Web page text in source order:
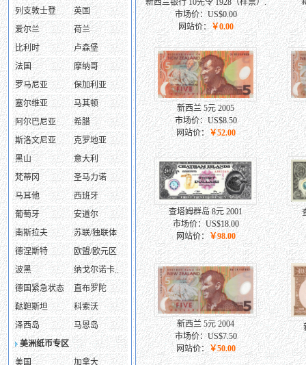
列支敦士登
英国
爱尔兰
荷兰
比利时
卢森堡
法国
摩纳哥
罗马尼亚
保加利亚
塞尔维亚
马其顿
阿尔巴尼亚
希腊
斯洛文尼亚
克罗地亚
黑山
意大利
梵蒂冈
圣马力诺
马耳他
西班牙
葡萄牙
安道尔
南斯拉夫
苏联/独联体
德涅斯特
欧盟/欧元区
波黑
纳戈尔诺卡..
德国紧急状态
直布罗陀
鞑靼斯坦
科索沃
泽西岛
马恩岛
美洲纸币专区
美国
加拿大
新西兰银行 10先令 1928（样票）.
市场价：US$0.00
网站价： ￥0.00
新西兰 5元 2005
市场价：US$8.50
网站价： ￥52.00
查塔姆群岛 8元 2001
市场价：US$18.00
网站价：￥98.00
新西兰 5元 2004
市场价：US$7.50
网站价： ￥50.00